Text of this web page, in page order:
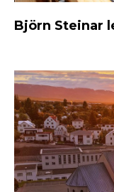
Björn Steinar